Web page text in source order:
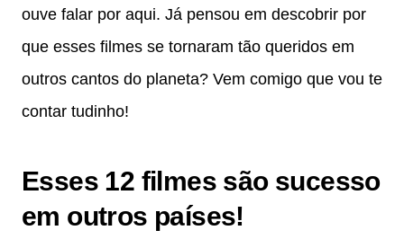
ouve falar por aqui. Já pensou em descobrir por
que esses filmes se tornaram tão queridos em
outros cantos do planeta? Vem comigo que vou te
contar tudinho!
Esses 12 filmes são sucesso
em outros países!